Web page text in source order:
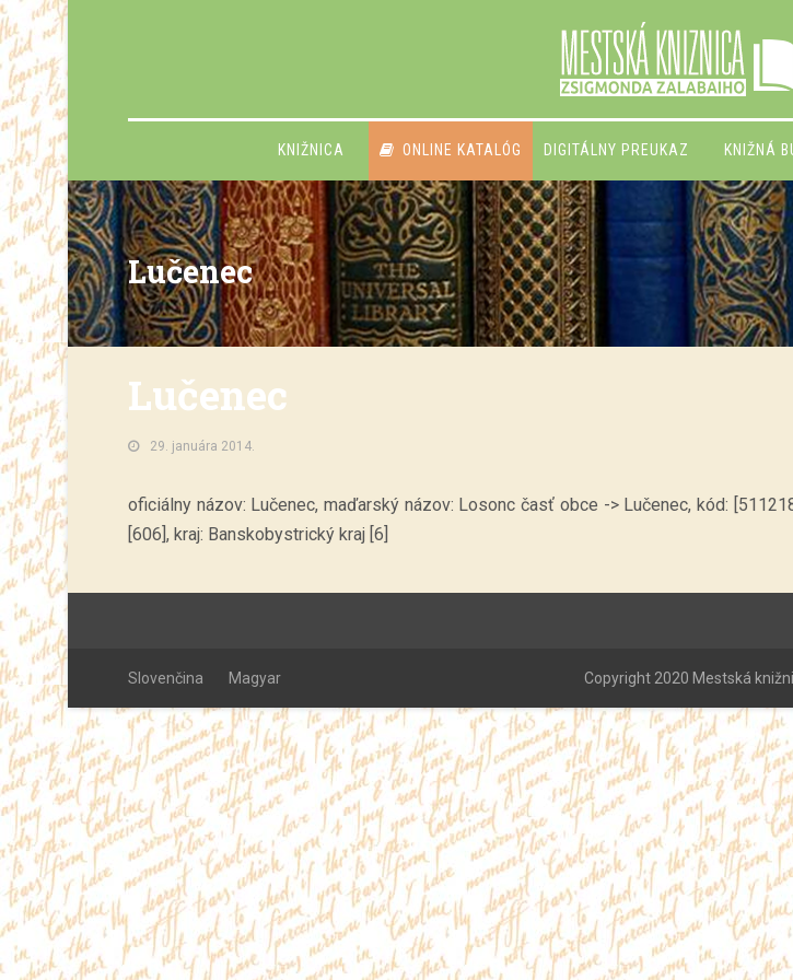
KNIŽNICA ONLINE KATALÓG DIGITÁLNY PREUKAZ KNIŽNÁ
Lučenec
Lučenec
29. januára 2014.
oficiálny názov: Lučenec, maďarský názov: Losonc časť obce -> Lučenec, kód:
[606], kraj: Banskobystrický kraj [6]
Slovenčina Magyar Copyright 2020 Mestská